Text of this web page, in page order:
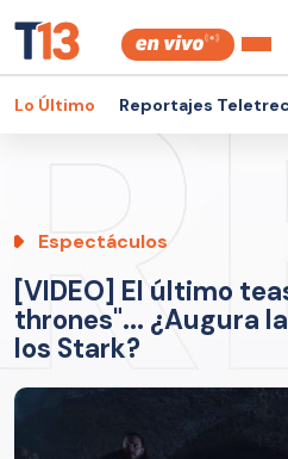
Lo Último Reportajes
Espectáculos
[VIDEO] El último
thrones"... ¿Augura
los Stark?